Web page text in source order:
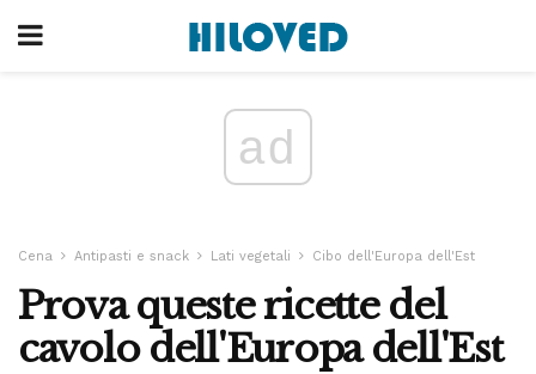
ad
Cena Antipasti e snack Lati vegetali Cibo dell'Europa dell'Est
Prova queste ricette del
cavolo dell'Europa dell'Est